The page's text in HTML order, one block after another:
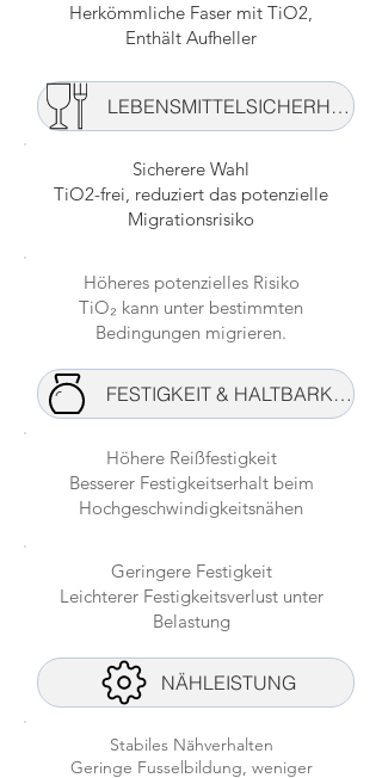
Herkömmliche Faser mit TiO2,
Enthält Aufheller
LEBENSMITTELSICHERHEIT
Sicherere Wahl
TiO2-frei, reduziert das potenzielle
Migrationsrisiko
Höheres potenzielles Risiko
TiO₂ kann unter bestimmten
Bedingungen migrieren.
FESTIGKEIT & HALTBARKEIT
Höhere Reißfestigkeit
Besserer Festigkeitserhalt beim
Hochgeschwindigkeitsnähen
Geringere Festigkeit
Leichterer Festigkeitsverlust unter
Belastung
NÄHLEISTUNG
Stabiles Nähverhalten
Geringe Fusselbildung, weniger